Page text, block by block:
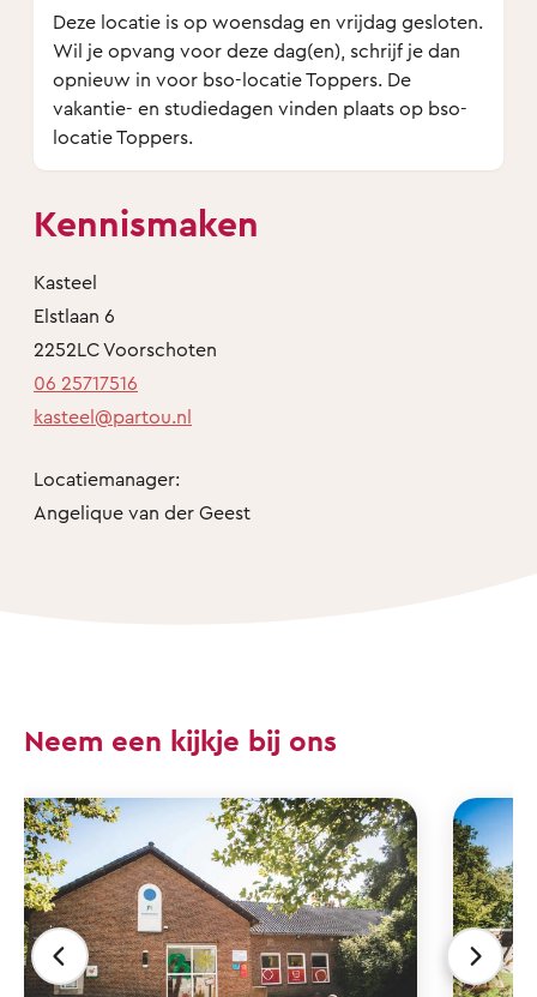
Deze locatie is op woensdag en vrijdag gesloten.
Wil je opvang voor deze dag(en), schrijf je dan
opnieuw in voor bso-locatie Toppers. De
vakantie- en studiedagen vinden plaats op bso-
locatie Toppers.
Kennismaken
Kasteel
Elstlaan 6
2252LC Voorschoten
06 25717516
kasteel@partou.nl
Locatiemanager:
Angelique van der Geest
Neem een kijkje bij ons